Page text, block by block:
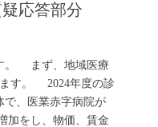
応答部分
まず、地域医療
ます。 2024年度の診
で、医業赤字病院が
加をし、物価、賃金